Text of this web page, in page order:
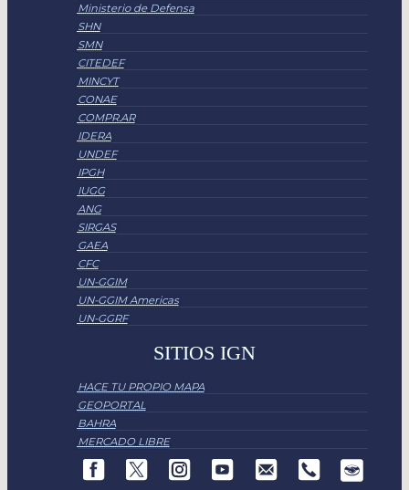
Ministerio de Defensa
SHN
SMN
CITEDEF
MINCYT
CONAE
COMPR.AR
IDERA
UNDEF
IPGH
IUGG
ANG
SIRGAS
GAEA
CFC
UN-GGIM
UN-GGIM Americas
UN-GGRF
SITIOS IGN
HACE TU PROPIO MAPA
GEOPORTAL
BAHRA
MERCADO LIBRE